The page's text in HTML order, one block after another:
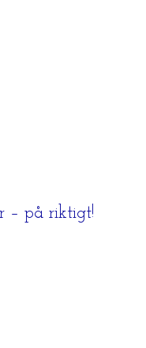
– på riktigt!